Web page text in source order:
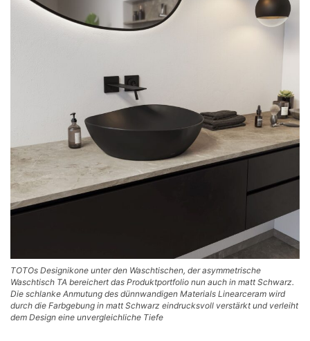
TOTOs Designikone unter den Waschtischen, der asymmetrische
Waschtisch TA bereichert das Produktportfolio nun auch in matt Schwarz.
Die schlanke Anmutung des dünnwandigen Materials Linearceram wird
durch die Farbgebung in matt Schwarz eindrucksvoll verstärkt und verleiht
dem Design eine unvergleichliche Tiefe